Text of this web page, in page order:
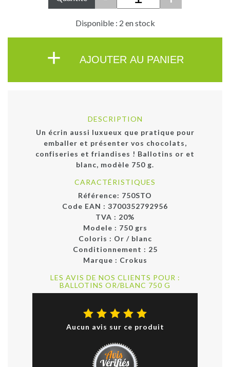
Disponible : 2 en stock
+ AJOUTER AU PANIER
DESCRIPTION
Un écrin aussi luxueux que pratique pour
emballer et présenter vos chocolats,
confiseries et friandises ! Ballotins or et
blanc, modèle 750 g.
CARACTÉRISTIQUES
Référence: 750STO
Code EAN : 3700352792956
TVA : 20%
Modele : 750 grs
Coloris : Or / blanc
Conditionnement : 25
Marque : Crokus
LES AVIS DE NOS CLIENTS POUR :
BALLOTINS OR/BLANC 750 G
Aucun avis sur ce produit